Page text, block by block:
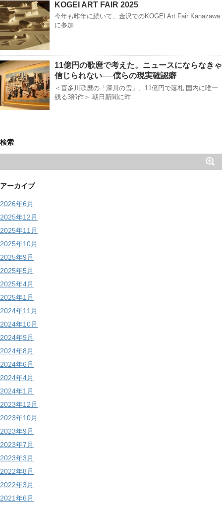
KOGEI ART FAIR 2025
今年も昨年に続いて、金沢でのKOGEI Art Fair Kanazawa
に参加 …
11億円の歌麿で考えた。ニュースにならなきゃ
信じられない──僕らの現実確認癖
＜喜多川歌麿の「深川の雪」、11億円で落札 国内に唯一
残る3部作＞ 朝日新聞に昨 …
検索
アーカイブ
2026年6月
2025年12月
2025年11月
2025年10月
2025年9月
2025年5月
2025年4月
2025年1月
2024年11月
2024年10月
2024年9月
2024年8月
2024年6月
2024年4月
2024年1月
2023年12月
2023年10月
2023年9月
2023年7月
2023年3月
2022年8月
2022年3月
2021年6月